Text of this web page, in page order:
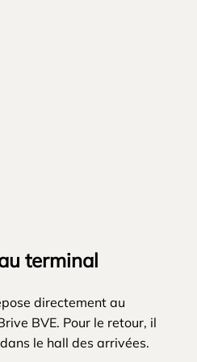
terminal
directement au
BVE. Pour le retour, il
le hall des arrivées.